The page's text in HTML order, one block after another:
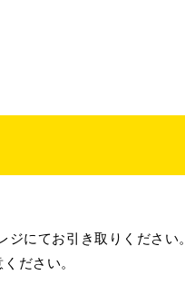
にてお引き取りください。
ださい。